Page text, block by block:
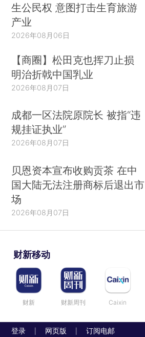
生公民权 意图打击生育旅游
产业
2026年08月06日
【商圈】松田克也挥刀止损
明治折戟中国乳业
2026年08月07日
成都一区法院原院长 被指“违
规挂证执业”
2026年08月07日
贝恩资本宣布收购贡茶 在中
国大陆无法注册商标后退出市
场
2026年08月07日
财新移动
财新 财新周刊 Caixin
登录 网页版 订阅电邮